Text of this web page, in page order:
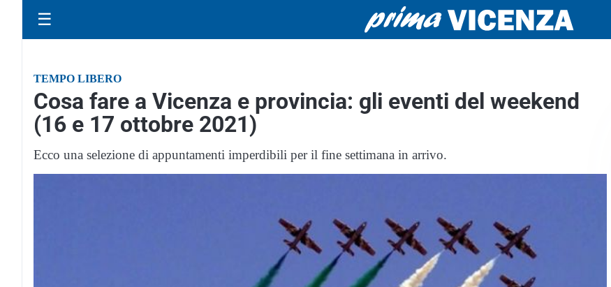
☰
TEMPO LIBERO
Cosa fare a Vicenza e provincia: gli eventi del weekend
(16 e 17 ottobre 2021)
Ecco una selezione di appuntamenti imperdibili per il fine settimana in arrivo.